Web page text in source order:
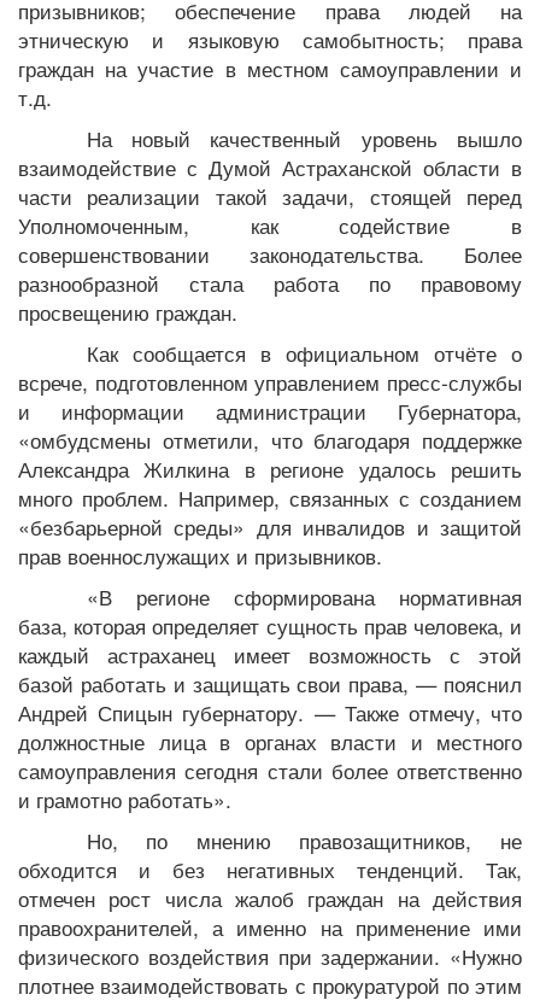
призывников; обеспечение права людей на
этническую и языковую самобытность; права
граждан на участие в местном самоуправлении и
т.д.
На новый качественный уровень вышло
взаимодействие с Думой Астраханской области в
части реализации такой задачи, стоящей перед
Уполномоченным, как содействие в
совершенствовании законодательства. Более
разнообразной стала работа по правовому
просвещению граждан.
Как сообщается в официальном отчёте о
всрече, подготовленном управлением пресс-службы
и информации администрации Губернатора,
«омбудсмены отметили, что благодаря поддержке
Александра Жилкина в регионе удалось решить
много проблем. Например, связанных с созданием
«безбарьерной среды» для инвалидов и защитой
прав военнослужащих и призывников.
«В регионе сформирована нормативная
база, которая определяет сущность прав человека, и
каждый астраханец имеет возможность с этой
базой работать и защищать свои права, — пояснил
Андрей Спицын губернатору. — Также отмечу, что
должностные лица в органах власти и местного
самоуправления сегодня стали более ответственно
и грамотно работать».
Но, по мнению правозащитников, не
обходится и без негативных тенденций. Так,
отмечен рост числа жалоб граждан на действия
правоохранителей, а именно на применение ими
физического воздействия при задержании. «Нужно
плотнее взаимодействовать с прокуратурой по этим